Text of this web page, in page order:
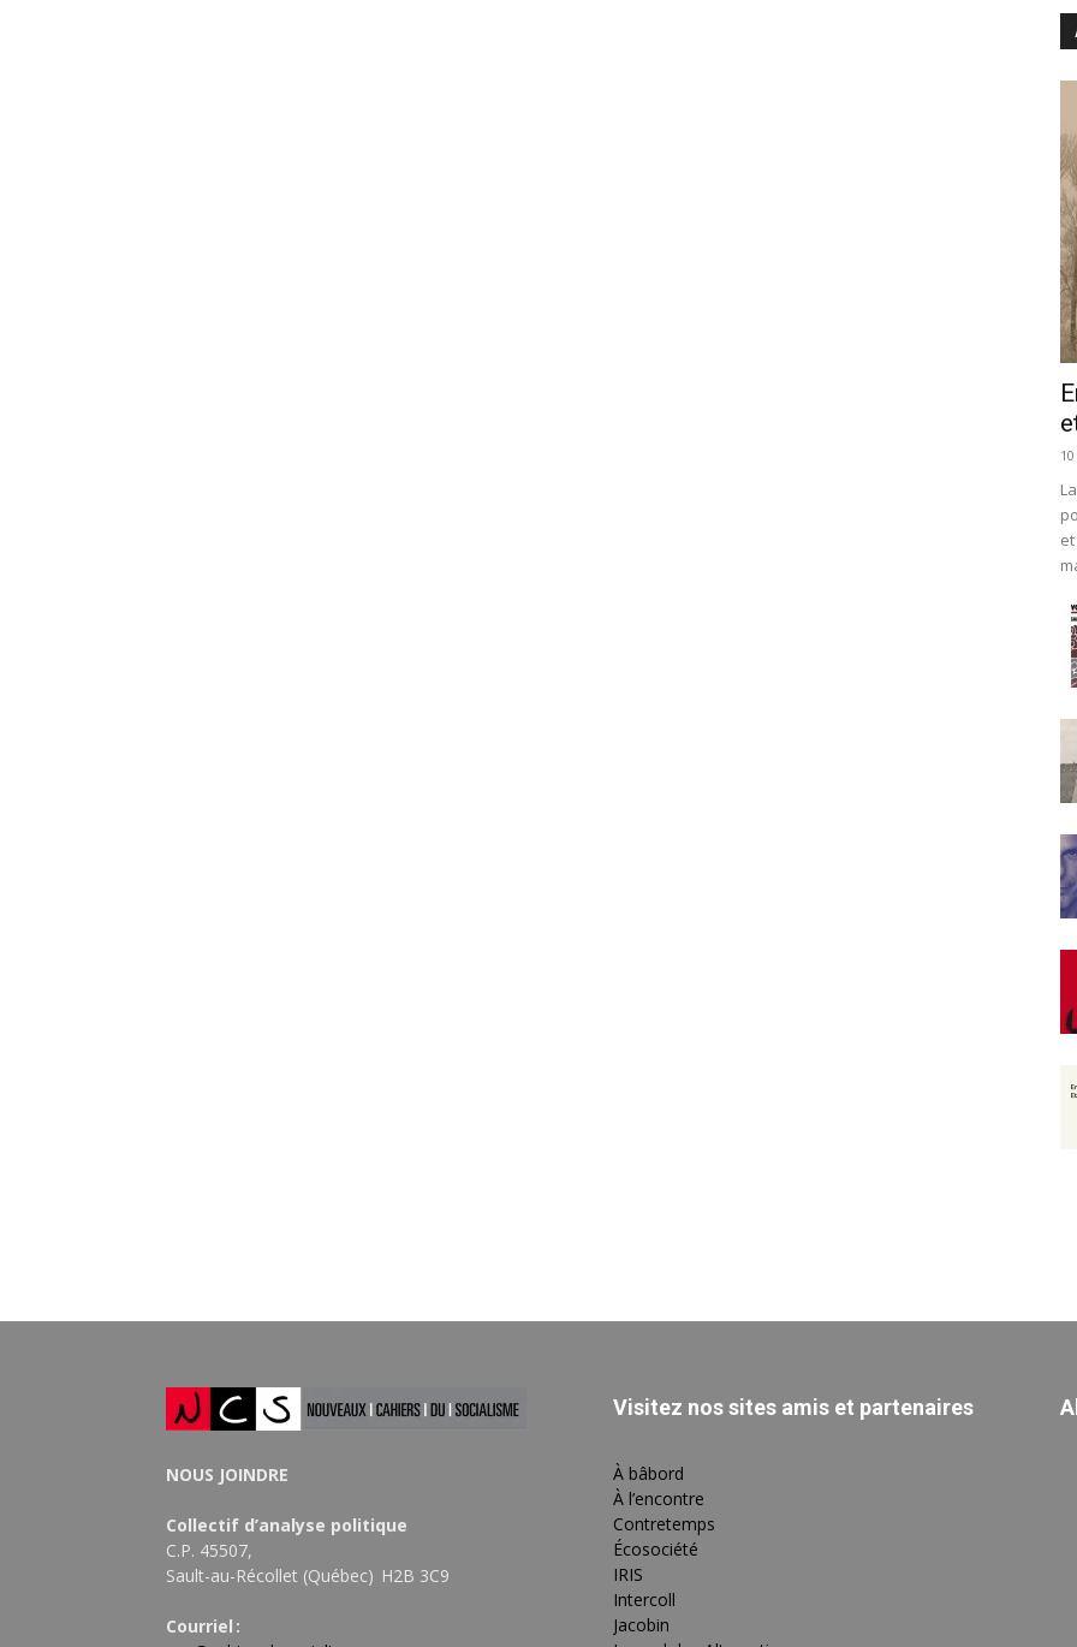
NOUS JOINDRE
Collectif d’analyse politique
C.P. 45507,
Sault-au-Récollet (Québec) H2B 3C9
Courriel :
Visitez nos sites amis et partenaires
À bâbord
À l’encontre
Contretemps
Écosociété
IRIS
Intercoll
Jacobin